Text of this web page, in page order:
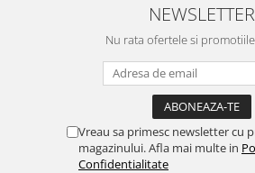
NEWSLETTER
Nu rata ofertele si
Vreau sa primesc newsletter cu
magazinului. Afla mai multe in
Confidentialitate